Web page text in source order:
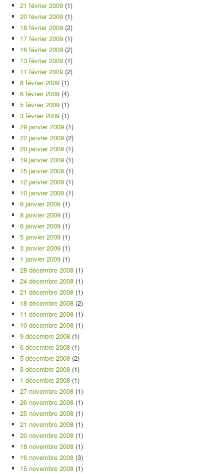
21 février 2009 (1)
20 février 2009 (1)
18 février 2009 (2)
17 février 2009 (1)
16 février 2009 (2)
13 février 2009 (1)
11 février 2009 (2)
8 février 2009 (1)
6 février 2009 (4)
5 février 2009 (1)
3 février 2009 (1)
29 janvier 2009 (1)
22 janvier 2009 (2)
20 janvier 2009 (1)
19 janvier 2009 (1)
15 janvier 2009 (1)
12 janvier 2009 (1)
10 janvier 2009 (1)
9 janvier 2009 (1)
8 janvier 2009 (1)
6 janvier 2009 (1)
5 janvier 2009 (1)
3 janvier 2009 (1)
1 janvier 2009 (1)
28 décembre 2008 (1)
24 décembre 2008 (1)
21 décembre 2008 (1)
18 décembre 2008 (2)
11 décembre 2008 (1)
10 décembre 2008 (1)
9 décembre 2008 (1)
6 décembre 2008 (1)
5 décembre 2008 (2)
3 décembre 2008 (1)
1 décembre 2008 (1)
27 novembre 2008 (1)
26 novembre 2008 (1)
25 novembre 2008 (1)
21 novembre 2008 (1)
20 novembre 2008 (1)
18 novembre 2008 (1)
16 novembre 2008 (3)
15 novembre 2008 (1)